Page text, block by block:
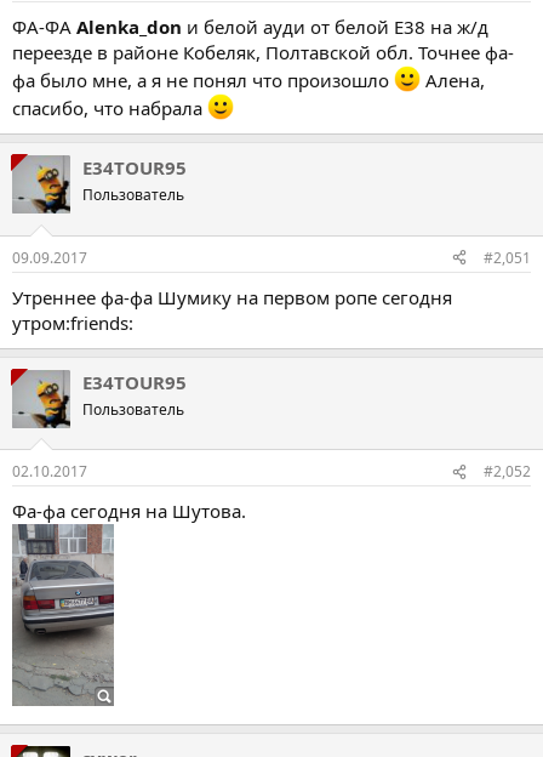
ФА-ФА Alenka_don и белой ауди от белой Е38 на ж/д
переезде в районе Кобеляк, Полтавской обл. Точнее фа-
фа было мне, а я не понял что произошло
Алена,
спасибо, что набрала
E34TOUR95
Пользователь
09.09.2017 #2,051
Утреннее фа-фа Шумику на первом ропе сегодня
утром:friends:
E34TOUR95
Пользователь
02.10.2017 #2,052
Фа-фа сегодня на Шутова.